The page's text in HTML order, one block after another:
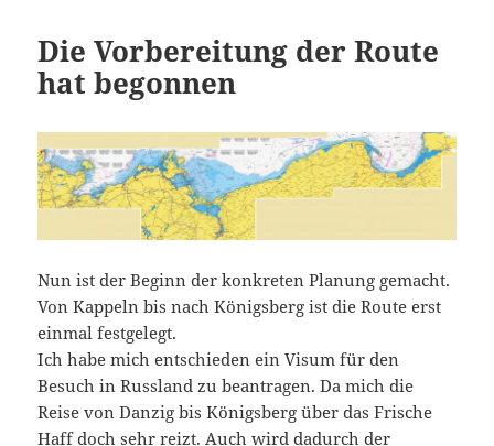
Die Vorbereitung der Route
hat begonnen
Nun ist der Beginn der konkreten Planung gemacht.
Von Kappeln bis nach Königsberg ist die Route erst
einmal festgelegt.
Ich habe mich entschieden ein Visum für den
Besuch in Russland zu beantragen. Da mich die
Reise von Danzig bis Königsberg über das Frische
Haff doch sehr reizt. Auch wird dadurch der